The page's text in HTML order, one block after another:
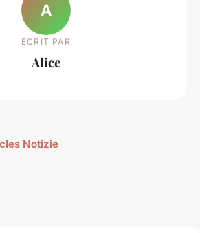
A
ECRIT PAR
Alice
Notizie